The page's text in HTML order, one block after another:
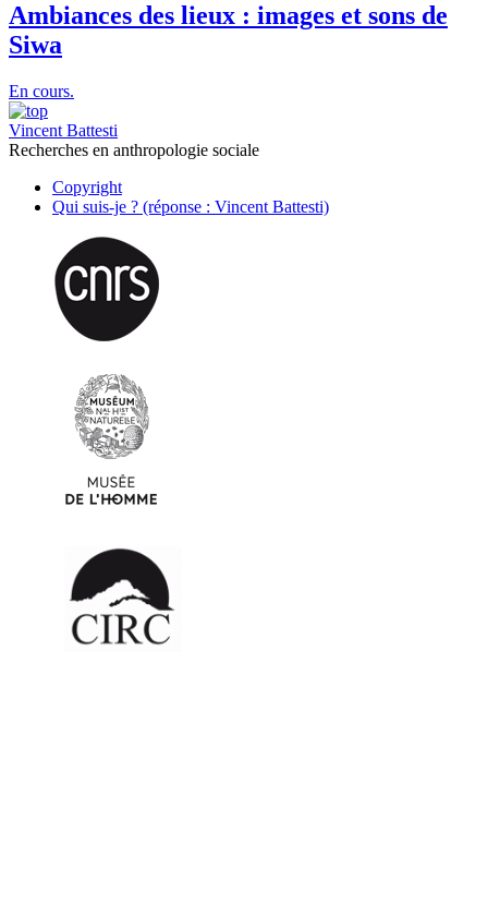
Ambiances des lieux : images et sons de
Siwa
En cours.
Vincent Battesti
Recherches en anthropologie sociale
Copyright
Qui suis-je ? (réponse : Vincent Battesti)